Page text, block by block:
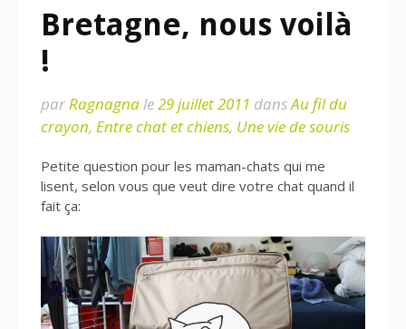
Bretagne, nous voilà
!
parRagnagnale29 juillet 2011 dansAu fil du
crayon, Entre chat et chiens, Une vie de souris
Petite question pour les maman-chats qui me
lisent, selon vous que veut dire votre chat quand il
fait ça: